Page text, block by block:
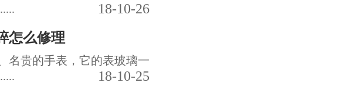
18-10-26
怎么修理
名贵的手表，它的表玻璃一
18-10-25